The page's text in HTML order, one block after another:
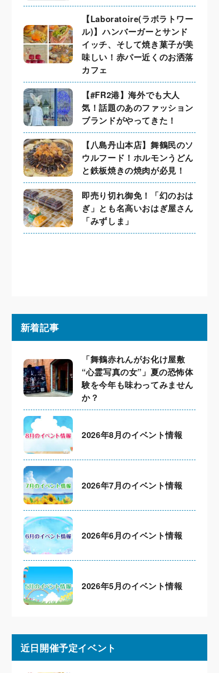
【Laboratoire(ラボラトワー
ル)】ハンバーガーとサンド
イッチ、そして焼き菓子が美
味しい！赤パー近くのお洒落
カフェ
【#FR2港】海外でも大人
気！話題のあのファッション
ブランドがやってきた！
【八島丹山本店】舞鶴民のソ
ウルフード！ホルモンうどん
と鉄板焼きの焼肉が必見！
即売り切れ御免！「幻のおは
ぎ」とも名高いおはぎ屋さん
「みずしま」
新着記事
「舞鶴赤れんがお化け屋敷
“心霊写真の女”」夏の恐怖体
験を今年も味わってみません
か？
2026年8月のイベント情報
2026年7月のイベント情報
2026年6月のイベント情報
2026年5月のイベント情報
近日開催予定イベント